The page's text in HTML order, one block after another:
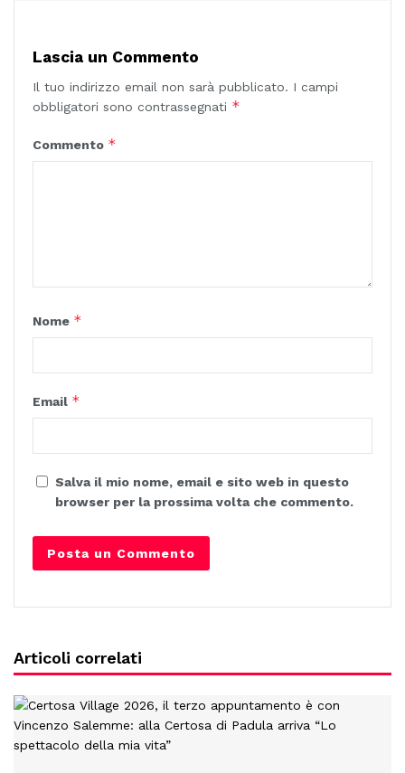
Lascia un Commento
Il tuo indirizzo email non sarà pubblicato. I campi
obbligatori sono contrassegnati *
Commento *
Nome *
Email *
Salva il mio nome, email e sito web in questo
browser per la prossima volta che commento.
Articoli correlati